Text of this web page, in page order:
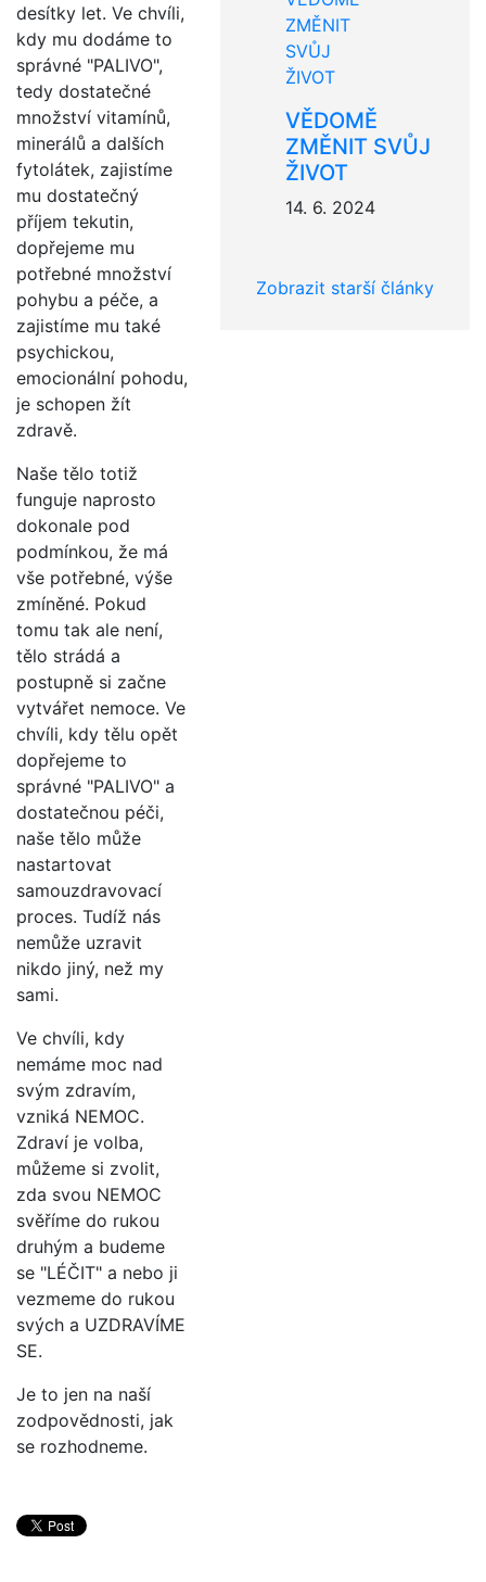
desítky let. Ve chvíli,
kdy mu dodáme to
správné "PALIVO",
tedy dostatečné
množství vitamínů,
minerálů a dalších
fytolátek, zajistíme
mu dostatečný
příjem tekutin,
dopřejeme mu
potřebné množství
pohybu a péče, a
zajistíme mu také
psychickou,
emocionální pohodu,
je schopen žít
zdravě.
Naše tělo totiž
funguje naprosto
dokonale pod
podmínkou, že má
vše potřebné, výše
zmíněné. Pokud
tomu tak ale není,
tělo strádá a
postupně si začne
vytvářet nemoce. Ve
chvíli, kdy tělu opět
dopřejeme to
správné "PALIVO" a
dostatečnou péči,
naše tělo může
nastartovat
samouzdravovací
proces. Tudíž nás
nemůže uzravit
nikdo jiný, než my
sami.
Ve chvíli, kdy
nemáme moc nad
svým zdravím,
vzniká NEMOC.
Zdraví je volba,
můžeme si zvolit,
zda svou NEMOC
svěříme do rukou
druhým a budeme
se "LÉČIT" a nebo ji
vezmeme do rukou
svých a UZDRAVÍME
SE.
Je to jen na naší
zodpovědnosti, jak
se rozhodneme.
VĚDOMĚ
ZMĚNIT SVŮJ
ŽIVOT
14. 6. 2024
Zobrazit starší články